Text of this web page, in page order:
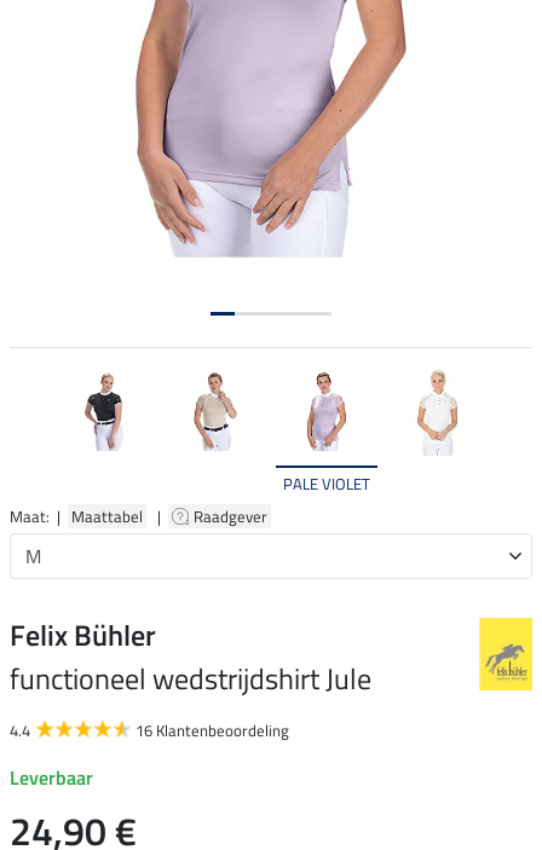
PALE VIOLET
Maat: | Maattabel | Raadgever
Felix Bühler
functioneel wedstrijdshirt Jule
4.4 16 Klantenbeoordeling
Leverbaar
24,90 €